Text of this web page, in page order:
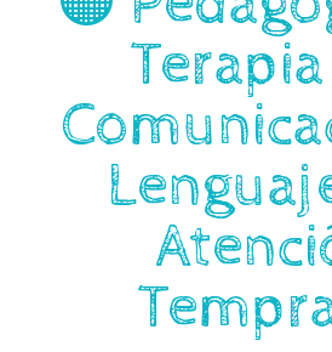
Terapia